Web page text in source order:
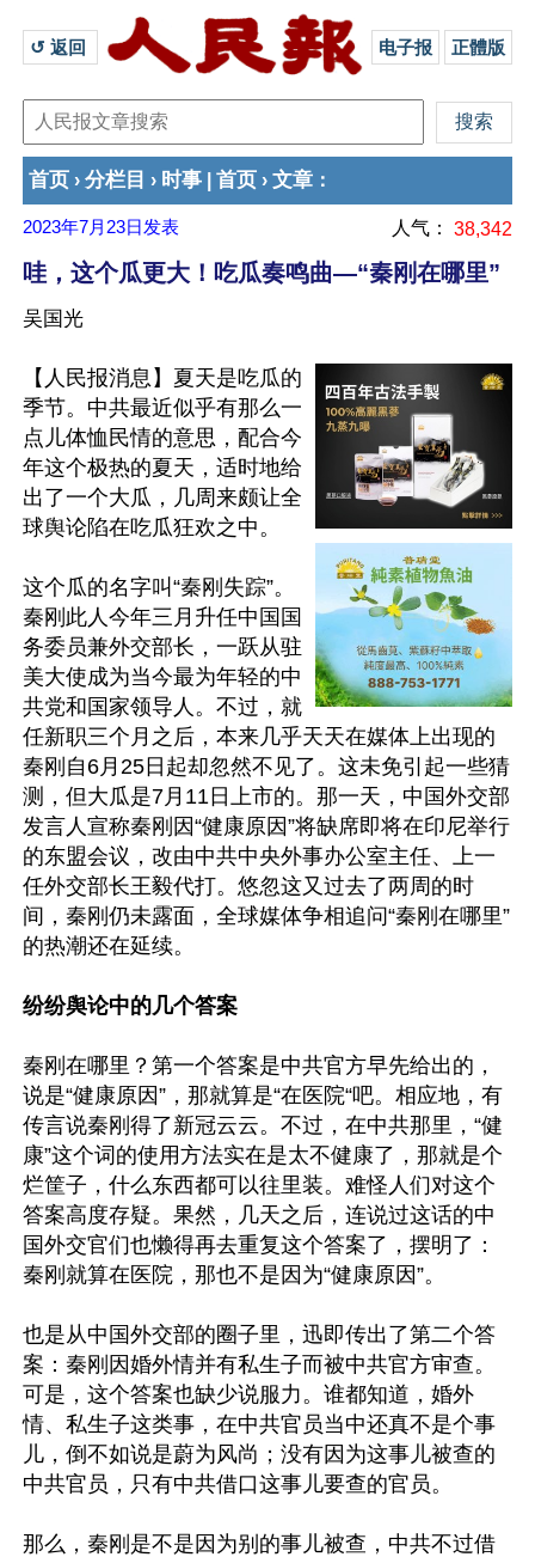
↺ 返回 电子报 正體版
首页 › 分栏目 › 时事 首页 › 文章 ：
2023年7月23日 发表 人气： 38,342
哇，这个瓜更大！吃瓜奏鸣曲—“秦刚在哪里”
吴国光
【人民报消息】夏天是吃瓜的
季节。中共最近似乎有那么一
点儿体恤民情的意思，配合今
年这个极热的夏天，适时地给
出了一个大瓜，几周来颇让全
球舆论陷在吃瓜狂欢之中。
这个瓜的名字叫“秦刚失踪”。
秦刚此人今年三月升任中国国
务委员兼外交部长，一跃从驻
美大使成为当今最为年轻的中
共党和国家领导人。不过，就
任新职三个月之后，本来几乎天天在媒体上出现的
秦刚自6月25日起却忽然不见了。这未免引起一些猜
测，但大瓜是7月11日上市的。那一天，中国外交部
发言人宣称秦刚因“健康原因”将缺席即将在印尼举行
的东盟会议，改由中共中央外事办公室主任、上一
任外交部长王毅代打。悠忽这又过去了两周的时
间，秦刚仍未露面，全球媒体争相追问“秦刚在哪里”
的热潮还在延续。
纷纷舆论中的几个答案
秦刚在哪里？第一个答案是中共官方早先给出的，
说是“健康原因”，那就算是“在医院“吧。相应地，有
传言说秦刚得了新冠云云。不过，在中共那里，“健
康”这个词的使用方法实在是太不健康了，那就是个
烂筐子，什么东西都可以往里装。难怪人们对这个
答案高度存疑。果然，几天之后，连说过这话的中
国外交官们也懒得再去重复这个答案了，摆明了：
秦刚就算在医院，那也不是因为“健康原因”。
也是从中国外交部的圈子里，迅即传出了第二个答
案：秦刚因婚外情并有私生子而被中共官方审查。
可是，这个答案也缺少说服力。谁都知道，婚外
情、私生子这类事，在中共官员当中还真不是个事
儿，倒不如说是蔚为风尚；没有因为这事儿被查的
中共官员，只有中共借口这事儿要查的官员。
那么，秦刚是不是因为别的事儿被查，中共不过借